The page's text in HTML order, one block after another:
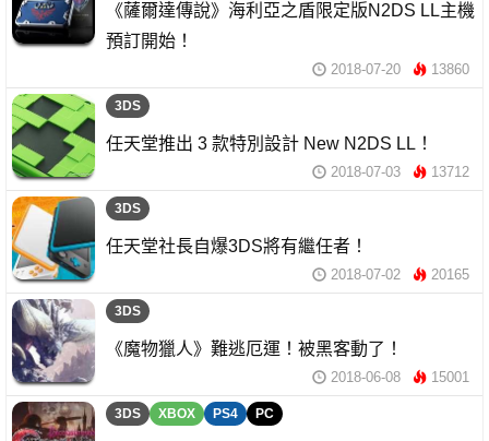
《薩爾達傳說》海利亞之盾限定版N2DS LL主機
預訂開始！
2018-07-20 13860
3DS
任天堂推出 3 款特別設計 New N2DS LL！
2018-07-03 13712
3DS
任天堂社長自爆3DS將有繼任者！
2018-07-02 20165
3DS
《魔物獵人》難逃厄運！被黑客動了！
2018-06-08 15001
3DS XBOX PS4 PC